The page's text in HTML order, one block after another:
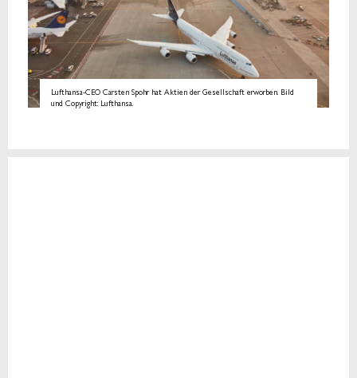
Lufthansa-CEO Carsten Spohr hat Aktien der Gesellschaft erworben. Bild
und Copyright: Lufthansa.